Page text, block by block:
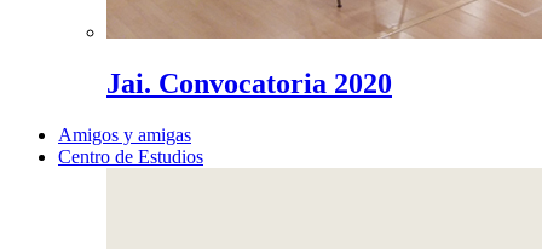
Jai. Convocatoria 2020
Amigos y amigas
Centro de Estudios